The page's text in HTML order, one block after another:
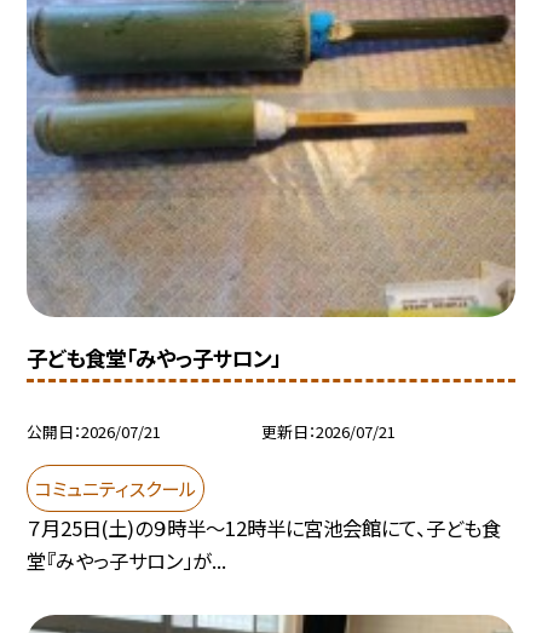
子ども食堂「みやっ子サロン」
公開日 2026/07/21 更新日 2026/07/21
コミュニティスクール
７月25日(土)の９時半～12時半に宮池会館にて、子ども食
堂『みやっ子サロン」が...